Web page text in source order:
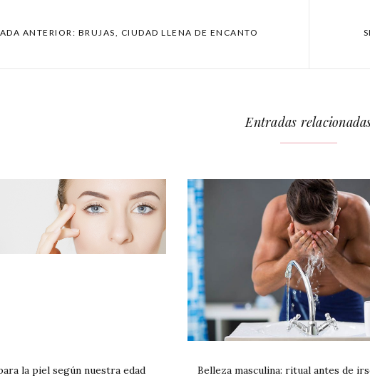
ANTERIOR: BRUJAS, CIUDAD LLENA DE ENCANTO
Entradas
la piel según nuestra edad Belleza masculina: ritual antes de